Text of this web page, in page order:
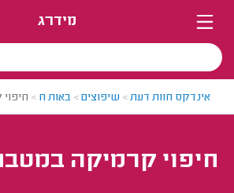
מידרג
אינדקס חוות דעת> שיפוצים> באות ח >
חיפוי קרמיקה